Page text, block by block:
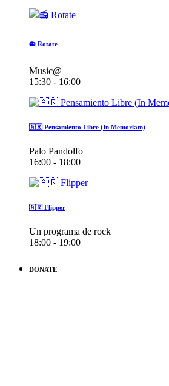
📻 Rotate
Music@
15:30 - 16:00
🇦🇷 Pensamiento Libre (In Memoriam)
Palo Pandolfo
16:00 - 18:00
🇦🇷 Flipper
Un programa de rock
18:00 - 19:00
DONATE